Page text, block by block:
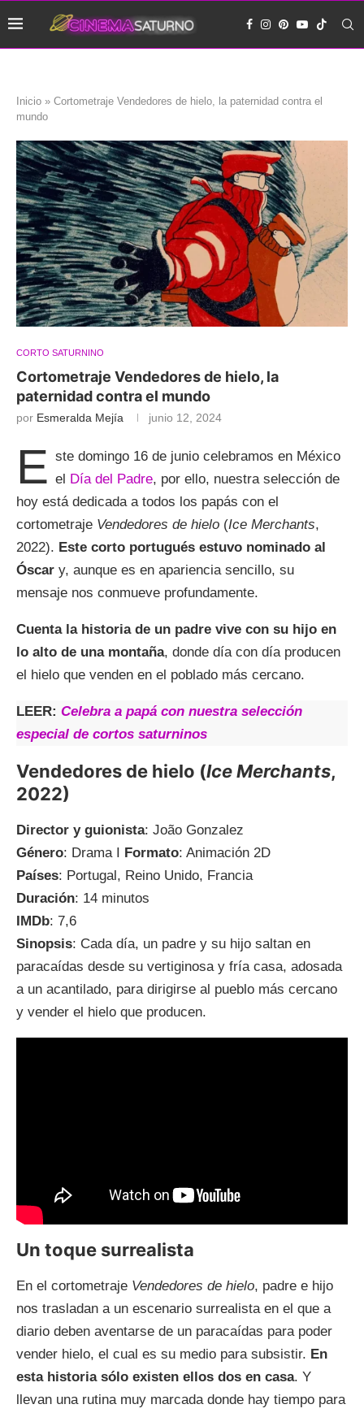
Inicio » Cortometraje Vendedores de hielo, la paternidad contra el
mundo
CORTO SATURNINO
Cortometraje Vendedores de hielo, la
paternidad contra el mundo
por Esmeralda Mejía junio 12, 2024
E ste domingo 16 de junio celebramos en México
el
Día del Padre, por ello, nuestra selección de
hoy está dedicada a todos los papás con el
cortometraje Vendedores de hielo (Ice Merchants,
2022). Este corto portugués estuvo nominado al
Óscar y, aunque es en apariencia sencillo, su
mensaje nos conmueve profundamente.
Cuenta la historia de un padre vive con su hijo en
lo alto de una montaña, donde día con día producen
el hielo que venden en el poblado más cercano.
LEER: Celebra a papá con nuestra selección
especial de cortos saturninos
Vendedores de hielo (Ice Merchants,
2022)
Director y guionista: João Gonzalez
Género: Drama I Formato: Animación 2D
Países: Portugal, Reino Unido, Francia
Duración: 14 minutos
IMDb: 7,6
Sinopsis: Cada día, un padre y su hijo saltan en
paracaídas desde su vertiginosa y fría casa, adosada
a un acantilado, para dirigirse al pueblo más cercano
y vender el hielo que producen.
Un toque surrealista
En el cortometraje Vendedores de hielo, padre e hijo
nos trasladan a un escenario surrealista en el que a
diario deben aventarse de un paracaídas para poder
vender hielo, el cual es su medio para subsistir. En
esta historia sólo existen ellos dos en casa. Y
llevan una rutina muy marcada donde hay tiempo para